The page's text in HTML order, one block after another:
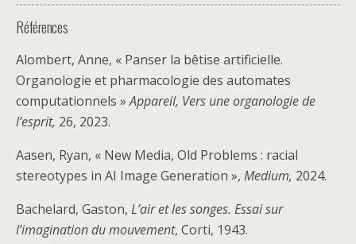
Références
Alombert, Anne, « Panser la bêtise artificielle.
Organologie et pharmacologie des automates
computationnels »Appareil, Vers une organologie de
l’esprit, 26, 2023.
Aasen, Ryan, « New Media, Old Problems : racial
stereotypes in AI Image Generation », Medium, 2024.
Bachelard, Gaston, L’air et les songes. Essai sur
l’imagination du mouvement, Corti, 1943.